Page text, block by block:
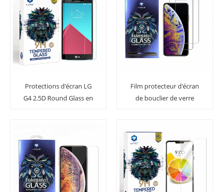
Protections d'écran LG
G4 2.5D Round Glass en
Film protecteur d'écran
de bouclier de verre